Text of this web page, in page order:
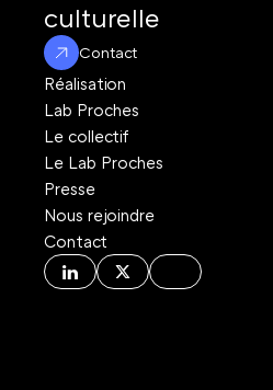
culturelle
Contact
Réalisation
Lab Proches
Le collectif
Le Lab Proches
Presse
Nous rejoindre
Contact